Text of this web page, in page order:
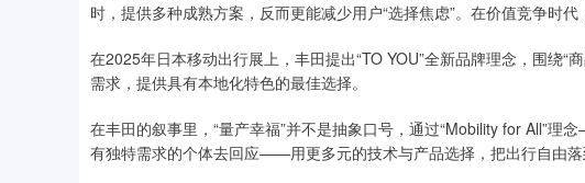
时，提供多种成熟方案，反而更能减少用户“选择焦虑”。在价值竞争时代
在2025年日本移动出行展上，丰田提出“TO YOU”全新品牌理念，围绕“
需求，提供具有本地化特色的最佳选择。
在丰田的叙事里，“量产幸福”并不是抽象口号，通过“Mobility for All”理
有独特需求的个体去回应——用更多元的技术与产品选择，把出行自由落